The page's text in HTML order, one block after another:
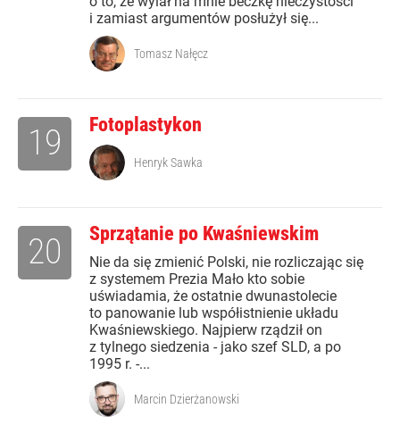
i zamiast argumentów posłużył się...
Tomasz Nałęcz
Fotoplastykon
19 Henryk Sawka
Sprzątanie po Kwaśniewskim
Nie da się zmienić Polski, nie rozliczając się
z systemem Prezia Mało kto sobie
uświadamia, że ostatnie dwunastolecie
to panowanie lub współistnienie układu
Kwaśniewskiego. Najpierw rządził on
z tylnego siedzenia - jako szef SLD, a po
1995 r. -...
20
Marcin Dzierżanowski